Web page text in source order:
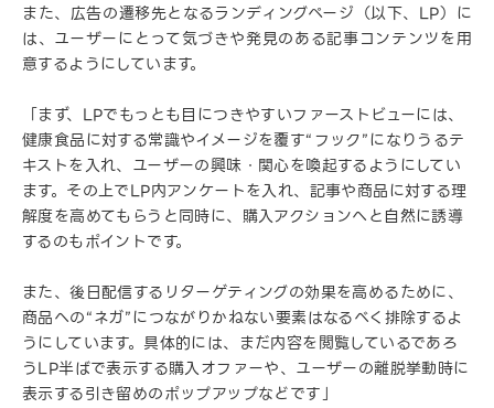
また、広告の遷移先となるランディングページ（以下、LP）に
は、ユーザーにとって気づきや発見のある記事コンテンツを用
意するようにしています。
「まず、LPでもっとも目につきやすいファーストビューには、
健康食品に対する常識やイメージを覆す“フック”になりうるテ
キストを入れ、ユーザーの興味・関心を喚起するようにしてい
ます。その上でLP内アンケートを入れ、記事や商品に対する理
解度を高めてもらうと同時に、購入アクションへと自然に誘導
するのもポイントです。
また、後日配信するリターゲティングの効果を高めるために、
商品への“ネガ”につながりかねない要素はなるべく排除するよ
うにしています。具体的には、まだ内容を閲覧しているであろ
うLP半ばで表示する購入オファーや、ユーザーの離脱挙動時に
表示する引き留めのポップアップなどです」